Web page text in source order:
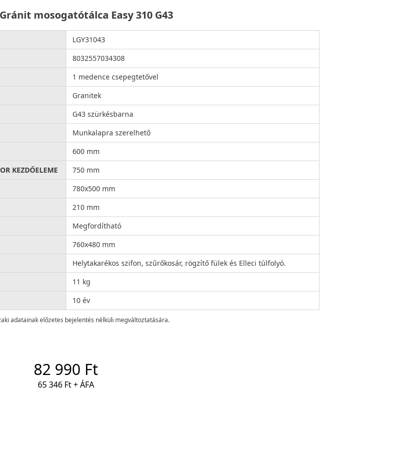
Gránit mosogatótálca Easy 310 G43
LGY31043
8032557034308
1 medence csepegtetővel
Granitek
G43 szürkésbarna
Munkalapra szerelhető
600 mm
KEZDŐELEME
750 mm
780x500 mm
210 mm
Megfordítható
760x480 mm
Helytakarékos szifon, szűrőkosár, rögzítő fülek és Elleci túlfolyó.
11 kg
10 év
adatainak előzetes bejelentés nélküli megváltoztatására.
82 990 Ft
65 346 Ft + ÁFA